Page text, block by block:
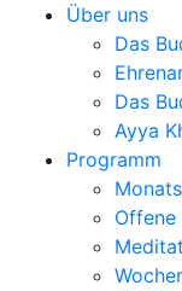
Über uns
Das
Das
Ayya
Programm